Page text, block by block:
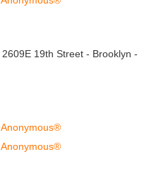
19th Street - Brooklyn -